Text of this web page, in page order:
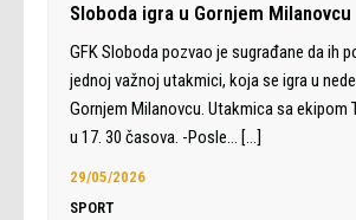
Sloboda igra u Gornjem Milanovcu
GFK Sloboda pozvao je sugrađane da ih
jednoj važnoj utakmici, koja se igra u
Gornjem Milanovcu. Utakmica sa ekipom
u 17. 30 časova. -Posle… […]
29/05/2026
SPORT